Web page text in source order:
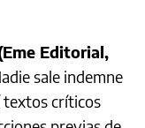
Editorial,
sale indemne
textos críticos